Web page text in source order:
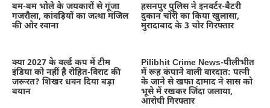
बम-बम भोले के जयकारों से गूंजा
गजरौला, कांवड़ियों का जत्था मंजिल
की ओर रवाना
हसनपुर पुलिस ने इनवर्टर-बैटरी
दुकान चोरी का किया खुलासा,
मुरादाबाद के 3 चोर गिरफ्तार
क्या 2027 के वर्ल्ड कप में टीम
इंडिया को नहीं है रोहित-विराट की
जरूरत? शिखर धवन दिया बड़ा
बयान
Pilibhit Crime News-पीलीभीत
में रूह कंपाने वाली वारदात: पत्नी
के जाने से खफा दामाद ने सास को
भूसे में रखकर जिंदा जलाया,
आरोपी गिरफ्तार